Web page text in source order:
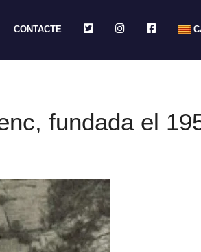
CONTACTE TWITTERINSTAGRAM
fundada el